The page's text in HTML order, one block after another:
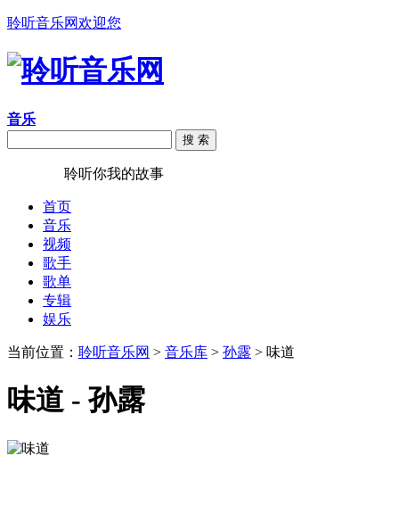
聆听音乐网欢迎您
音乐
搜 索
聆听你我的故事
首页
音乐
视频
歌手
歌单
专辑
娱乐
当前位置： 聆听音乐网 > 音乐库 > 孙露 > 味道
味道 - 孙露